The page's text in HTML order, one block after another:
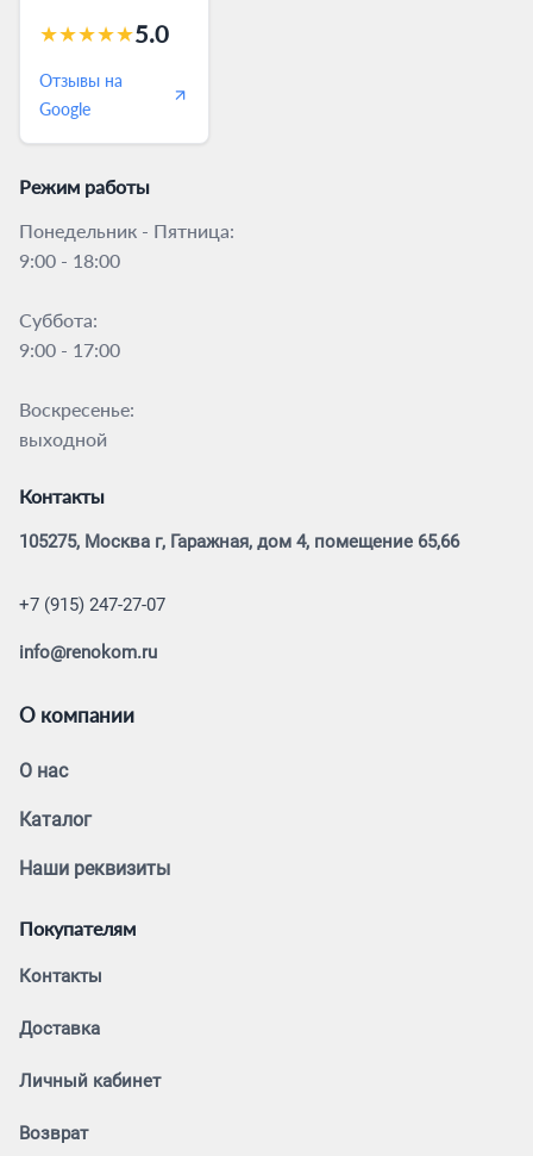
★★★★★5.0
Отзывы на
Google
Режим работы
Понедельник - Пятница:
9:00 - 18:00
Суббота:
9:00 - 17:00
Воскресенье:
выходной
Контакты
105275, Москва г, Гаражная, дом 4, помещение 65,66
+7 (915) 247-27-07
info@renokom.ru
О компании
О нас
Каталог
Наши реквизиты
Покупателям
Контакты
Доставка
Личный кабинет
Возврат